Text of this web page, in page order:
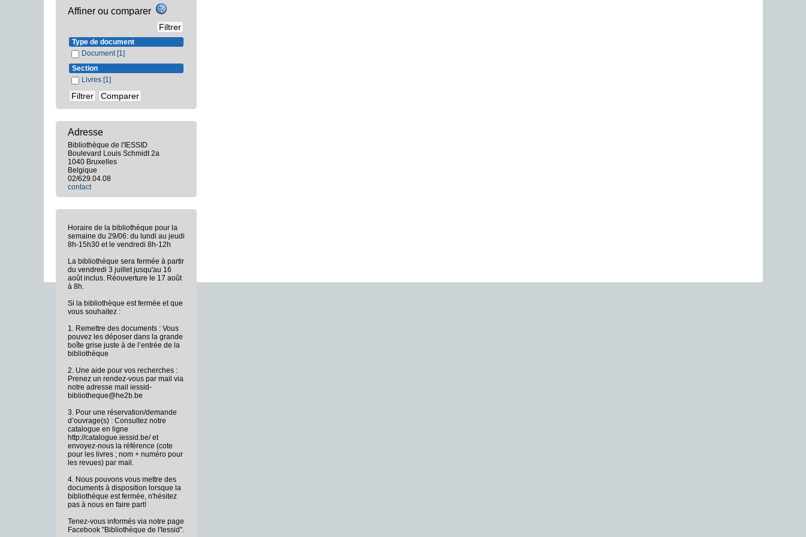
Affiner ou comparer
Type de document
Document [1]
Section
Livres [1]
Adresse
Bibliothèque de l'IESSID
Boulevard Louis Schmidt 2a
1040 Bruxelles
Belgique
02/629.04.08
contact
Horaire de la bibliothèque pour la
semaine du 29/06: du lundi au jeudi
8h-15h30 et le vendredi 8h-12h
La bibliothèque sera fermée à partir
du vendredi 3 juillet jusqu'au 16
août inclus. Réouverture le 17 août
à 8h.
Si la bibliothèque est fermée et que
vous souhaitez :
1. Remettre des documents : Vous
pouvez les déposer dans la grande
boîte grise juste à de l’entrée de la
bibliothèque
2. Une aide pour vos recherches :
Prenez un rendez-vous par mail via
notre adresse mail iessid-
bibliotheque@he2b.be
3. Pour une réservation/demande
d’ouvrage(s) : Consultez notre
catalogue en ligne
http://catalogue.iessid.be/ et
envoyez-nous la référence (cote
pour les livres ; nom + numéro pour
les revues) par mail.
4. Nous pouvons vous mettre des
documents à disposition lorsque la
bibliothèque est fermée, n'hésitez
pas à nous en faire part!
Tenez-vous informés via notre page
Facebook "Bibliothèque de l'Iessid".